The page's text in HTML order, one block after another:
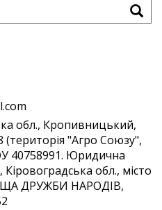
.com
обл., Кропивницький,
(територія "Агро Союзу",
40758991. Юридична
обл., місто
ДРУЖБИ НАРОДІВ,